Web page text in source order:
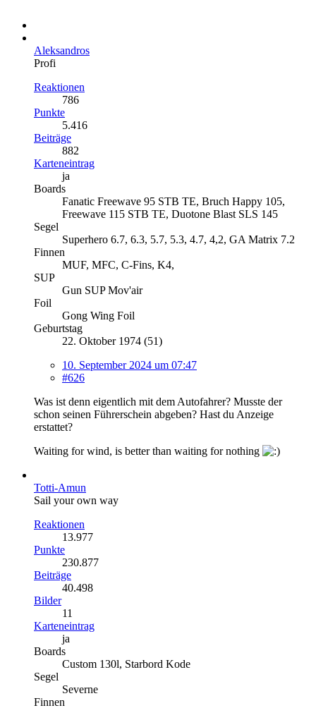
Aleksandros
Profi
Reaktionen
786
Punkte
5.416
Beiträge
882
Karteneintrag
ja
Boards
Fanatic Freewave 95 STB TE, Bruch Happy 105,
Freewave 115 STB TE, Duotone Blast SLS 145
Segel
Superhero 6.7, 6.3, 5.7, 5.3, 4.7, 4,2, GA Matrix 7.2
Finnen
MUF, MFC, C-Fins, K4,
SUP
Gun SUP Mov'air
Foil
Gong Wing Foil
Geburtstag
22. Oktober 1974 (51)
10. September 2024 um 07:47
#626
Was ist denn eigentlich mit dem Autofahrer? Musste der
schon seinen Führerschein abgeben? Hast du Anzeige
erstattet?
Waiting for wind, is better than waiting for nothing
Totti-Amun
Sail your own way
Reaktionen
13.977
Punkte
230.877
Beiträge
40.498
Bilder
11
Karteneintrag
ja
Boards
Custom 130l, Starbord Kode
Segel
Severne
Finnen